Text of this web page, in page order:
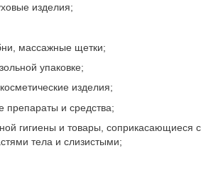
изделия;
массажные щетки;
упаковке;
изделия;
препараты и средства;
гигиены и товары, соприкасающиеся с
тела и слизистыми;